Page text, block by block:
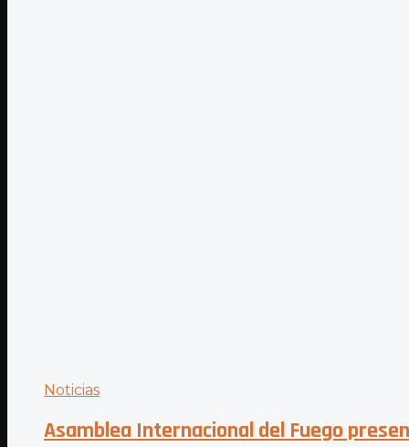
Noticias
Asamblea Internacional del Fuego